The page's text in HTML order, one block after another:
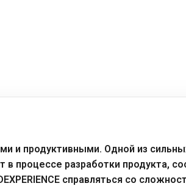
продуктивными. Одной из
процессе разработки продукта,
справляться со